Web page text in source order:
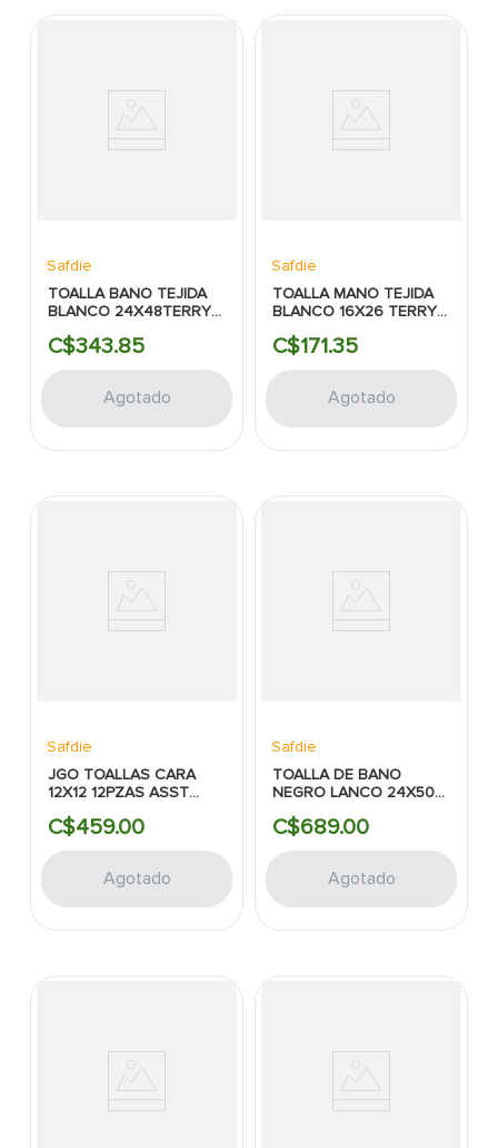
Safdie
TOALLA BANO TEJIDA
BLANCO 24X48TERRY
SAFDIE
C$343.85
Agotado
Safdie
TOALLA MANO TEJIDA
BLANCO 16X26 TERRY
SAFDIE
C$171.35
Agotado
Safdie
JGO TOALLAS CARA
12X12 12PZAS ASST
COLLECTION SAFDIE
C$459.00
Agotado
Safdie
TOALLA DE BANO
NEGRO LANCO 24X50
COLLECTION SAFDIE
C$689.00
Agotado